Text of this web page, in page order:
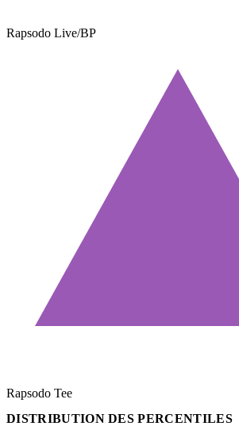
Rapsodo Live/BP
Rapsodo Tee
DISTRIBUTION DES PERCENTILES